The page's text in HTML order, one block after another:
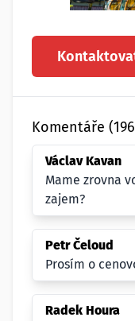
Komentáře
Václav Kavan
Mame zrovna
zajem?
Petr Čeloud
Prosím o
Radek Houra